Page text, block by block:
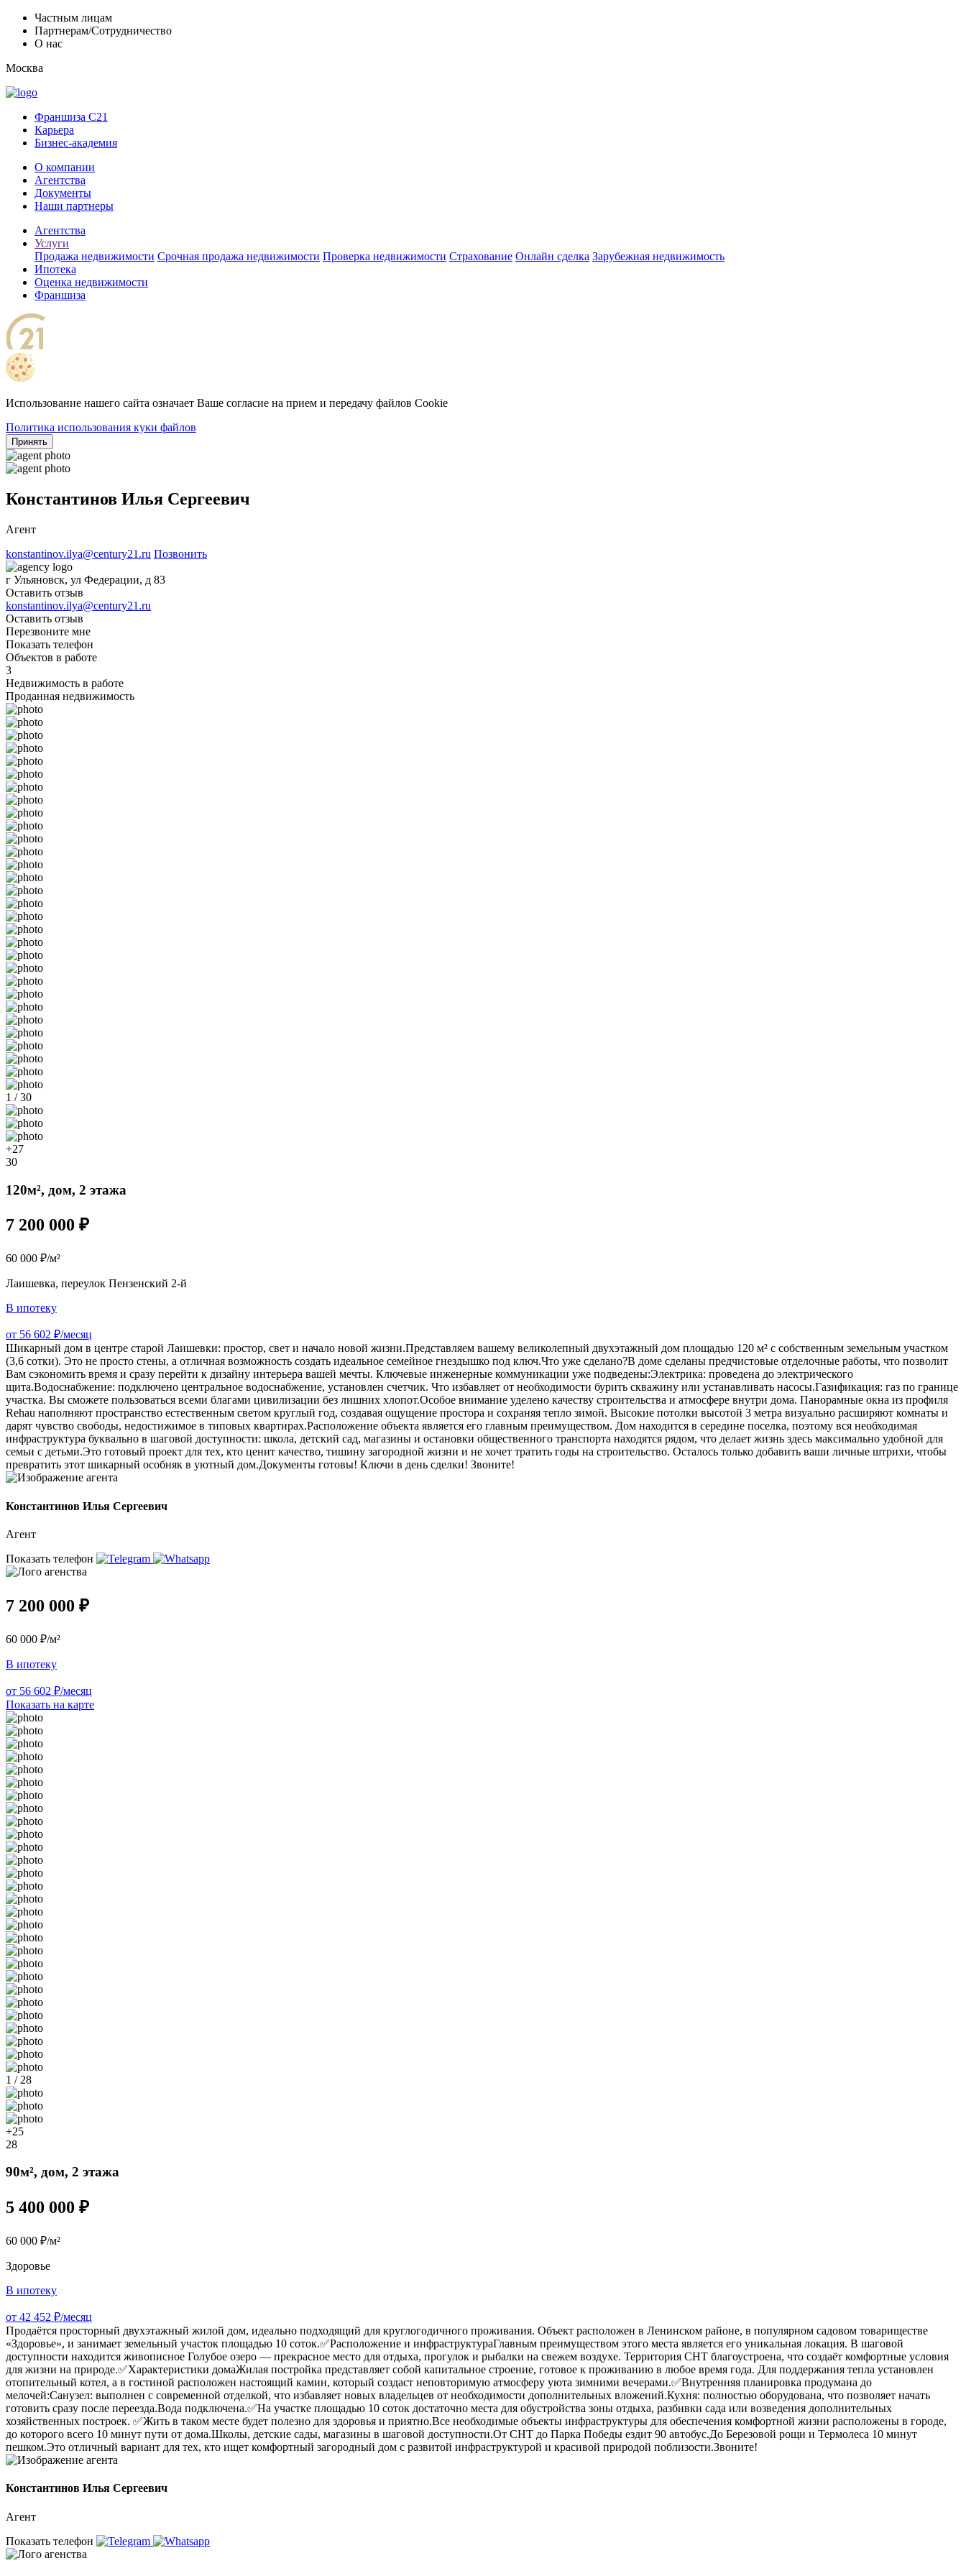
Частным лицам
Партнерам/Сотрудничество
О нас
Москва
Франшиза C21
Карьера
Бизнес-академия
О компании
Агентства
Документы
Наши партнеры
Агентства
Услуги
Продажа недвижимости Срочная продажа недвижимости Проверка недвижимости Страхование Онлайн сделка Зарубежная недвижимость
Ипотека
Оценка недвижимости
Франшиза
Использование нашего сайта означает Ваше согласие на прием и передачу файлов Cookie
Политика использования куки файлов
Принять
Константинов Илья Сергеевич
Агент
konstantinov.ilya@century21.ru Позвонить
г Ульяновск, ул Федерации, д 83
Оставить отзыв
konstantinov.ilya@century21.ru
Оставить отзыв
Перезвоните мне
Показать телефон
Объектов в работе
3
Недвижимость в работе
Проданная недвижимость
1 / 30
+27
30
120м², дом, 2 этажа
7 200 000 ₽
60 000 ₽/м²
Лаишевка, переулок Пензенский 2-й
В ипотеку
от 56 602 ₽/месяц
Шикарный дом в центре старой Лаишевки: простор, свет и начало новой жизни.Представляем вашему великолепный двухэтажный дом площадью 120 м² с собственным земельным участком
(3,6 сотки). Это не просто стены, а отличная возможность создать идеальное семейное гнездышко под ключ.Что уже сделано?В доме сделаны предчистовые отделочные работы, что позволит
Вам сэкономить время и сразу перейти к дизайну интерьера вашей мечты. Ключевые инженерные коммуникации уже подведены:Электрика: проведена до электрического
щита.Водоснабжение: подключено центральное водоснабжение, установлен счетчик. Что избавляет от необходимости бурить скважину или устанавливать насосы.Газификация: газ по границе
участка. Вы сможете пользоваться всеми благами цивилизации без лишних хлопот.Особое внимание уделено качеству строительства и атмосфере внутри дома. Панорамные окна из профиля
Rehau наполняют пространство естественным светом круглый год, создавая ощущение простора и сохраняя тепло зимой. Высокие потолки высотой 3 метра визуально расширяют комнаты и
дарят чувство свободы, недостижимое в типовых квартирах.Расположение объекта является его главным преимуществом. Дом находится в середине поселка, поэтому вся необходимая
инфраструктура буквально в шаговой доступности: школа, детский сад, магазины и остановки общественного транспорта находятся рядом, что делает жизнь здесь максимально удобной для
семьи с детьми.Это готовый проект для тех, кто ценит качество, тишину загородной жизни и не хочет тратить годы на строительство. Осталось только добавить ваши личные штрихи, чтобы
превратить этот шикарный особняк в уютный дом.Документы готовы! Ключи в день сделки! Звоните!
Константинов Илья Сергеевич
Агент
Показать телефон
7 200 000 ₽
60 000 ₽/м²
В ипотеку
от 56 602 ₽/месяц
Показать на карте
1 / 28
+25
28
90м², дом, 2 этажа
5 400 000 ₽
60 000 ₽/м²
Здоровье
В ипотеку
от 42 452 ₽/месяц
Продаётся просторный двухэтажный жилой дом, идеально подходящий для круглогодичного проживания. Объект расположен в Ленинском районе, в популярном садовом товариществе
«Здоровье», и занимает земельный участок площадью 10 соток.✅Расположение и инфраструктураГлавным преимуществом этого места является его уникальная локация. В шаговой
доступности находится живописное Голубое озеро — прекрасное место для отдыха, прогулок и рыбалки на свежем воздухе. Территория СНТ благоустроена, что создаёт комфортные условия
для жизни на природе.✅Характеристики домаЖилая постройка представляет собой капитальное строение, готовое к проживанию в любое время года. Для поддержания тепла установлен
отопительный котел, а в гостиной расположен настоящий камин, который создаст неповторимую атмосферу уюта зимними вечерами.✅Внутренняя планировка продумана до
мелочей:Санузел: выполнен с современной отделкой, что избавляет новых владельцев от необходимости дополнительных вложений.Кухня: полностью оборудована, что позволяет начать
готовить сразу после переезда.Вода подключена.✅На участке площадью 10 соток достаточно места для обустройства зоны отдыха, разбивки сада или возведения дополнительных
хозяйственных построек. ✅Жить в таком месте будет полезно для здоровья и приятно.Все необходимые объекты инфраструктуры для обеспечения комфортной жизни расположены в городе,
до которого всего 10 минут пути от дома.Школы, детские сады, магазины в шаговой доступности.От СНТ до Парка Победы ездит 90 автобус.До Березовой рощи и Термолеса 10 минут
пешком.Это отличный вариант для тех, кто ищет комфортный загородный дом с развитой инфраструктурой и красивой природой поблизости.Звоните!
Константинов Илья Сергеевич
Агент
Показать телефон